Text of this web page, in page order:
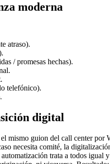
moderna
atraso).
/ promesas hechas).
telefónico).
digital
mismo guion del call center por
necesita comité, la
trata a todos igual